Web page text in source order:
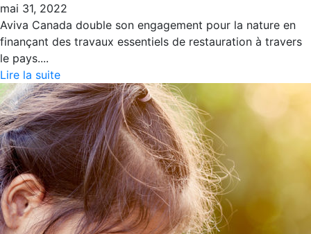
mai 31, 2022
Aviva Canada double son engagement pour la nature en
finançant des travaux essentiels de restauration à travers
le pays....
Lire la suite